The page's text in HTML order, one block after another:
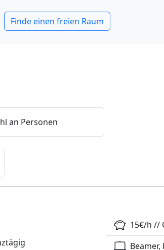
(current)
Finde einen freien Raum
an Personen
15€/h //